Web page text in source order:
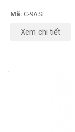
Mã: C-9ASE
Xem chi tiết